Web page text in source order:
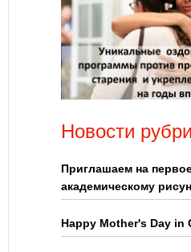
Новости
Приглашаем на
академическому
Happy Mother's Day in